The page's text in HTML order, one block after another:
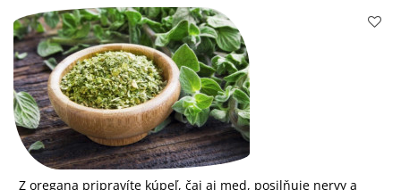
Z oregana pripravíte kúpeľ, čaj aj med, posilňuje nervy a